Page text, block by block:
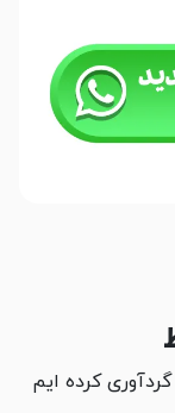
کرده ایم